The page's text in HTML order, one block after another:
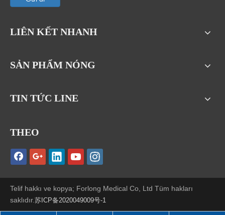
LIÊN KẾT NHANH
SẢN PHẨM NÓNG
TIN TỨC LINE
THEO
Telif hakkı ve kopya; Forlong Medical Co, Ltd Tüm hakları
saklıdır. 苏ICP备2020049009号-1